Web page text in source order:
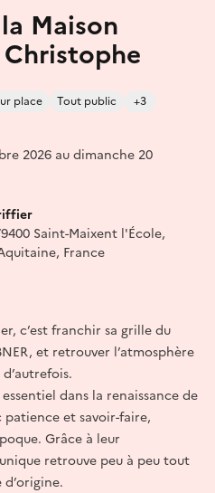
Maison
place Tout public +3
2026 au dimanche 20
Saint-Maixent l'École,
France
c’est franchir sa grille du
et retrouver l’atmosphère
dans la renaissance de
patience et savoir-faire,
Grâce à leur
retrouve peu à peu tout